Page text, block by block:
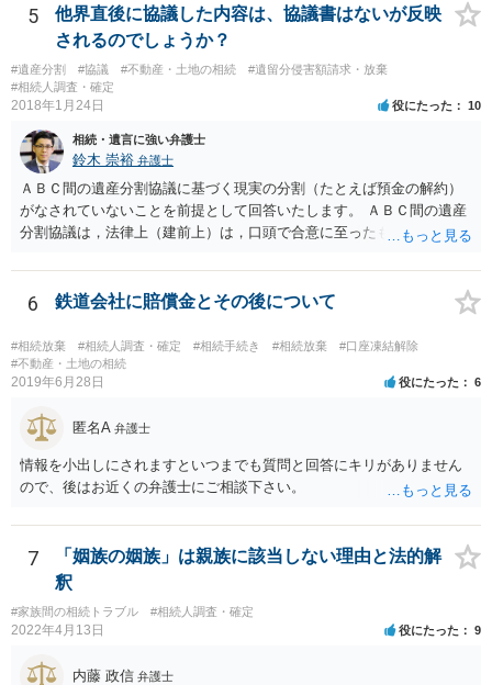
することはありませんので、数年後に借金が発見される可能性はほぼ
ありません。 なお、私が扱った相続放棄を検討していた案件で、期間
伸長して調査したところ、サラ金に対する過払金など相当な財産が見
つかったため相続したという事例がありました。
5
他界直後に協議した内容は、協議書はないが反映
されるのでしょうか？
#遺産分割 #協議 #不動産・土地の相続
#遺留分侵害額請求・放棄
#相続人調査・確定
2018年1月24日 役にたった 10
相続・遺言に強い弁護士
鈴木 崇裕 弁護士
ＡＢＣ間の遺産分割協議に基づく現実の分割（たとえば預金の解約）
がなされていないことを前提として回答いたします。 ＡＢＣ間の遺産
分割協議は，法律上（建前上）は，口頭で合意に至ったものであって
ん。 また，不動産の名義を移転するためには，遺産分割協議書への署
名捺印を得る必要があります。 したがって，残念ながら，「ＡＢＣ間
の遺産分割協議が有効に成立している」という前提に基づく主張は困
難と思われます。 「ＡＢＣ間の遺産分割協議は未了のまま，ＡとＢが
死亡し，二次相続が発生した」という前提に基づいて協議を進める必
要があります。 もちろん，Ｃの立場としては，ＡＢＣ間の遺産分割協
人は応じない姿勢を示していることから，実現は困難だと思います。
しどころ）としては，譲歩することを甘受しなければならないかもし
れません。
6 鉄道会社に賠償金とその後について
#相続放棄 #相続人調査・確定 #相続手続き #相続放棄
#口座凍結解除
#不動産・土地の相続
2019年6月28日 役にたった 6
匿名A 弁護士
情報を小出しにされますといつまでも質問と回答にキリがありません
ので、後はお近くの弁護士にご相談下さい。
7
「姻族の姻族」は親族に該当しない理由と法的解
釈
#家族間の相続トラブル #相続人調査・確定
2022年4月13日 役にたった 9
内藤 政信 弁護士